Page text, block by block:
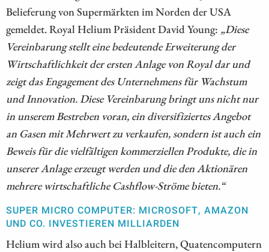
Belieferung von Supermärkten im Norden der USA
gemeldet. Royal Helium Präsident David Young: „Diese
Vereinbarung stellt eine bedeutende Erweiterung der
Wirtschaftlichkeit der ersten Anlage von Royal dar und
zeigt das Engagement des Unternehmens für Wachstum
und Innovation. Diese Vereinbarung bringt uns nicht nur
in unserem Bestreben voran, ein diversifiziertes Angebot
an Gasen mit Mehrwert zu verkaufen, sondern ist auch ein
Beweis für die vielfältigen kommerziellen Produkte, die in
unserer Anlage erzeugt werden und die den Aktionären
mehrere wirtschaftliche Cashflow-Ströme bieten.“
SUPER MICRO COMPUTER: MICROSOFT, AMAZON
UND CO. INVESTIEREN MILLIARDEN
Helium wird also auch bei Halbleitern, Quatencomputern